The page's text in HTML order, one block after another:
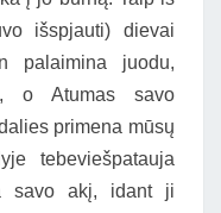
išspjauti) dievai
palaimina juodu,
o Atumas savo
primena mūsų
tebeviešpatauja
savo akį, idant ji